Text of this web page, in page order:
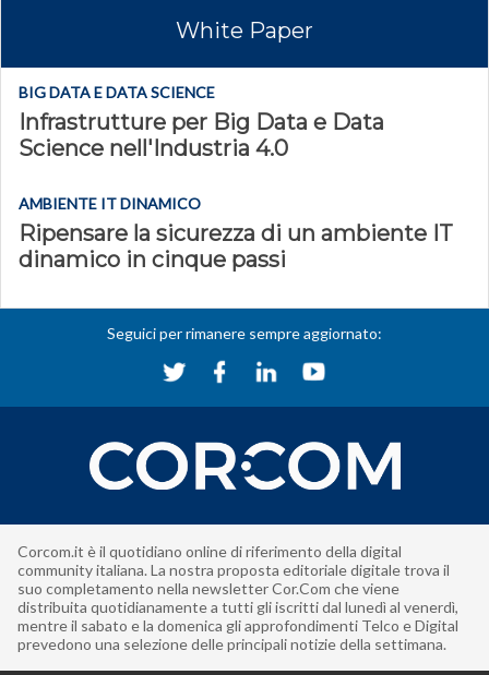
White Paper
BIG DATA E DATA SCIENCE
Infrastrutture per Big Data e Data
Science nell'Industria 4.0
AMBIENTE IT DINAMICO
Ripensare la sicurezza di un ambiente IT
dinamico in cinque passi
Seguici per rimanere sempre aggiornato:
Corcom.it è il quotidiano online di riferimento della digital
community italiana. La nostra proposta editoriale digitale trova il
suo completamento nella newsletter Cor.Com che viene
distribuita quotidianamente a tutti gli iscritti dal lunedì al venerdì,
mentre il sabato e la domenica gli approfondimenti Telco e Digital
prevedono una selezione delle principali notizie della settimana.